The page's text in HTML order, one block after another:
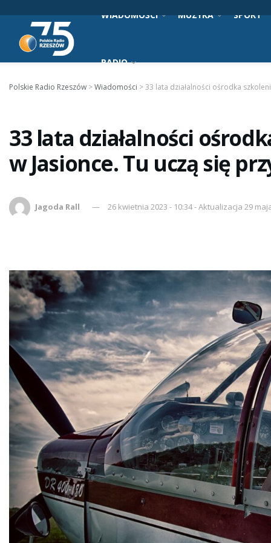
WIADOMOŚCI MUZYKA SPORT
RADIO
Polskie Radio Rzeszów >Wiadomości >33 lata działalności ośrodka
33 lata działalności
w Jasionce. Tu uczą się
Jagoda Rall 26 kwietnia 2023 - 10:34 - Aktualizacja 29